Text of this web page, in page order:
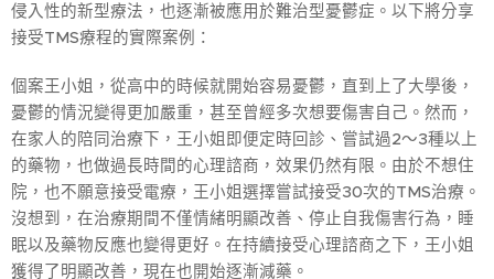
侵入性的新型療法，也逐漸被應用於難治型憂鬱症。以下將分享
接受TMS療程的實際案例：
個案王小姐，從高中的時候就開始容易憂鬱，直到上了大學後，
憂鬱的情況變得更加嚴重，甚至曾經多次想要傷害自己。然而，
在家人的陪同治療下，王小姐即便定時回診、嘗試過2～3種以上
的藥物，也做過長時間的心理諮商，效果仍然有限。由於不想住
院，也不願意接受電療，王小姐選擇嘗試接受30次的TMS治療。
沒想到，在治療期間不僅情緒明顯改善、停止自我傷害行為，睡
眠以及藥物反應也變得更好。在持續接受心理諮商之下，王小姐
獲得了明顯改善，現在也開始逐漸減藥。